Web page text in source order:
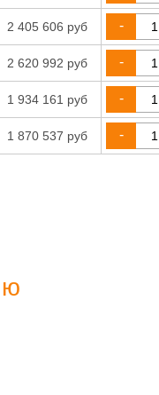
2 405 606 руб -
2 620 992 руб -
1 934 161 руб -
1 870 537 руб -